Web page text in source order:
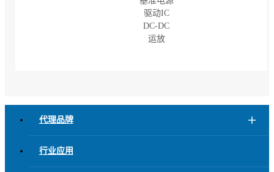
驱动IC
DC-DC
运放
代理品牌
行业应用